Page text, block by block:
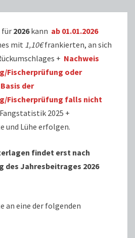
für 2026kann ab 01.01.2026
mit 1,10€frankierten, an sich
+ Nachweis
Fischerprüfung oder
der
Fischerprüfung falls nicht
2025 +
und Lühe erfolgen.
findet erst nach
Jahresbeitrages 2026
an eine der folgenden